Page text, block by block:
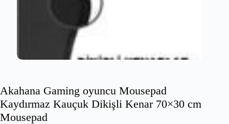
Akahana Gaming oyuncu Mousepad
Kaydırmaz Kauçuk Dikişli Kenar 70×30 cm
Mousepad